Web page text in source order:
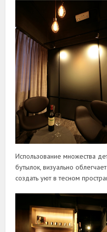
Использование множества
бутылок, визуально
создать уют в тесном